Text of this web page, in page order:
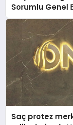
Sorumlu Genel
Saç protez